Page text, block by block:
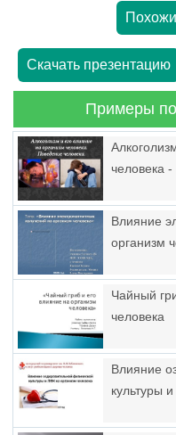
Скачать презентацию
Примеры
человека
Влияние
организм
Чайный
человека
Влияние
культуры